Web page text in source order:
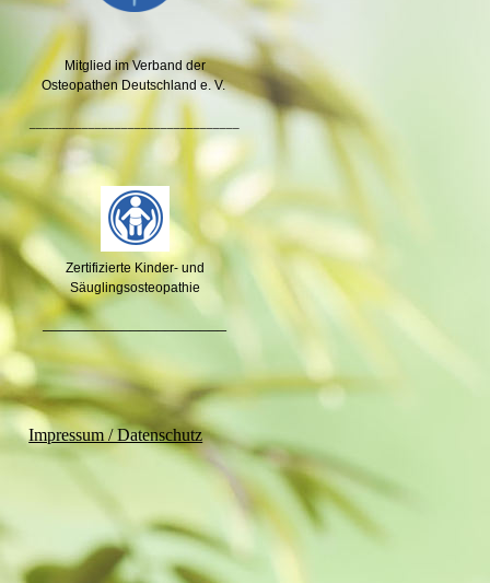
Mitglied im Verband der
Osteopathen Deutschland e. V.
________________________________
Zertifizierte Kinder- und
Säuglingsosteopathie
_____________________
Impressum / Datenschutz